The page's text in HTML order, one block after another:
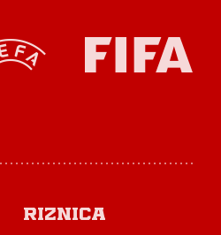
Riznica